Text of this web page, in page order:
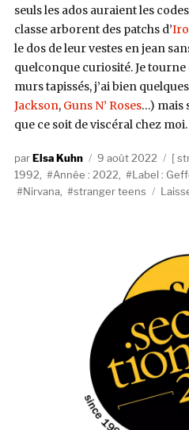
seuls les ados auraient les
classe arborent des patchs d’
le dos de leur vestes en jean
quelconque curiosité. Je
murs tapissés, j’ai bien
Jackson, Guns N’ Roses…) mais
que ce soit de viscéral chez moi.
AuteurElsa Kuhn
Publié
le
9 août 2022
1992
Année : 2022 Label :
Nirvana
stranger teens